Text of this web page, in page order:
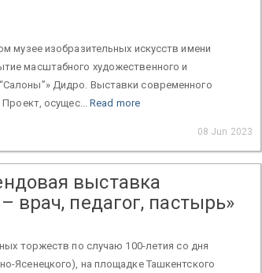
музее изобразительных искусств имени
масштабного художественного и
Дидро. Выставки современного
осущес... Read more
08 Jun 2023
выставка
врач, педагог, пастырь»
торжеств по случаю 100-летия со дня
Ясенецкого), на площадке Ташкентского